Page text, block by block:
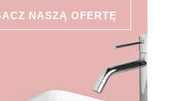
NASZĄ OFERTĘ